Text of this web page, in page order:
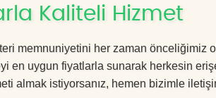
Kaliteli Hizmet
memnuniyetini her zaman önceliğimiz
en uygun fiyatlarla sunarak herkesin
almak istiyorsanız, hemen bizimle